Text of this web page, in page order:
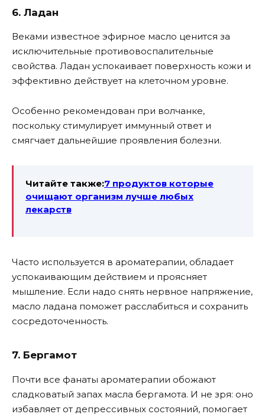
6. Ладан
Веками известное эфирное масло ценится за
исключительные противовоспалительные
свойства. Ладан успокаивает поверхность кожи и
эффективно действует на клеточном уровне.
Особенно рекомендован при волчанке,
поскольку стимулирует иммунный ответ и
смягчает дальнейшие проявления болезни.
Читайте также:7 продуктов которые
очищают организм лучше любых
лекарств
Часто используется в ароматерапии, обладает
успокаивающим действием и проясняет
мышление. Если надо снять нервное напряжение,
масло ладана поможет расслабиться и сохранить
сосредоточенность.
7. Бергамот
Почти все фанаты ароматерапии обожают
сладковатый запах масла бергамота. И не зря: оно
избавляет от депрессивных состояний, помогает